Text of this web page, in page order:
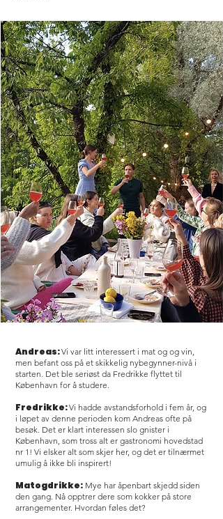
Andreas:Vi var litt interessert i mat og og vin,
men befant oss på et skikkelig nybegynner-nivå i
starten. Det ble seriøst da Fredrikke flyttet til
København for å studere.
Fredrikke:Vi hadde avstandsforhold i fem år, og
i løpet av denne perioden kom Andreas ofte på
besøk. Det er klart interessen slo gnister i
København, som tross alt er gastronomi hovedstad
nr 1! Vi elsker alt som skjer her, og det er tilnærmet
umulig å ikke bli inspirert!
Matogdrikke: Mye har åpenbart skjedd siden
den gang. Nå opptrer dere som kokker på store
arrangementer. Hvordan føles det?